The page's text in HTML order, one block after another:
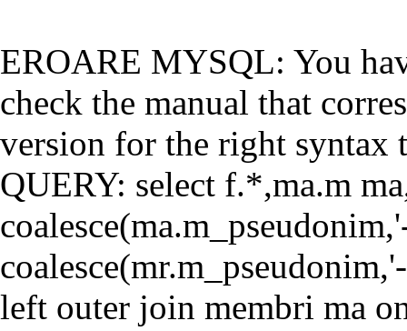
EROARE MYSQL: You
check the manual that
version for the right syntax
QUERY: select f.*,ma.m
left outer join membri ma